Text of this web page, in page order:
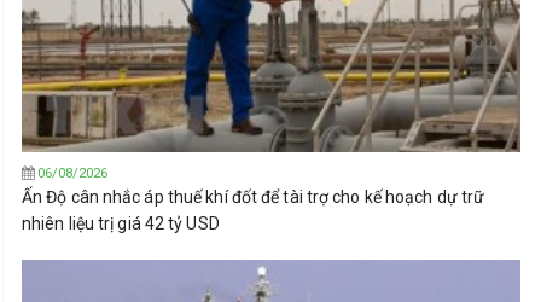
06/08/2026
Ấn Độ cân nhắc áp thuế khí đốt để tài trợ cho kế hoạch dự trữ
nhiên liệu trị giá 42 tỷ USD